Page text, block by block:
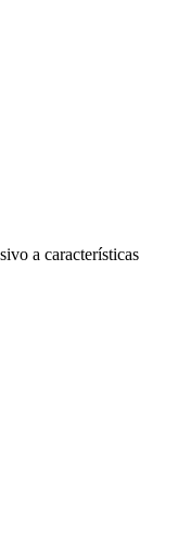
a características